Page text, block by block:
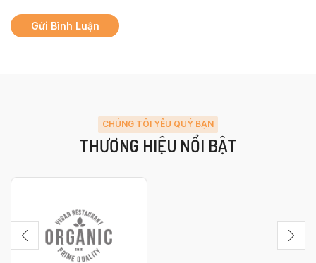
CHÚNG TÔI YÊU QUÝ BẠN
THƯƠNG HIỆU NỔI BẬT